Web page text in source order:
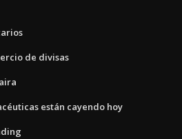
de divisas
están cayendo hoy